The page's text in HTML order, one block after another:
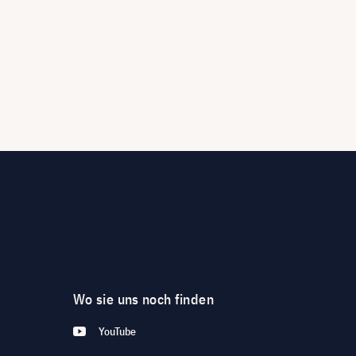
Wo sie uns noch finden
YouTube